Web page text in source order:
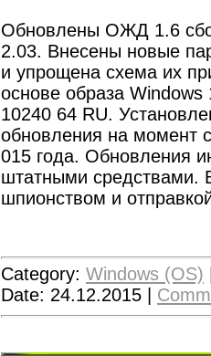
Обновлены ОЖД 1.6
2.03. Внесены новые
и упрощена схема их
основе образа
10240 64 RU.
обновления на момент
015 года. Обновления
штатными средствами.
шпионством и
Category: Windows (OS)
Date: 24.12.2015